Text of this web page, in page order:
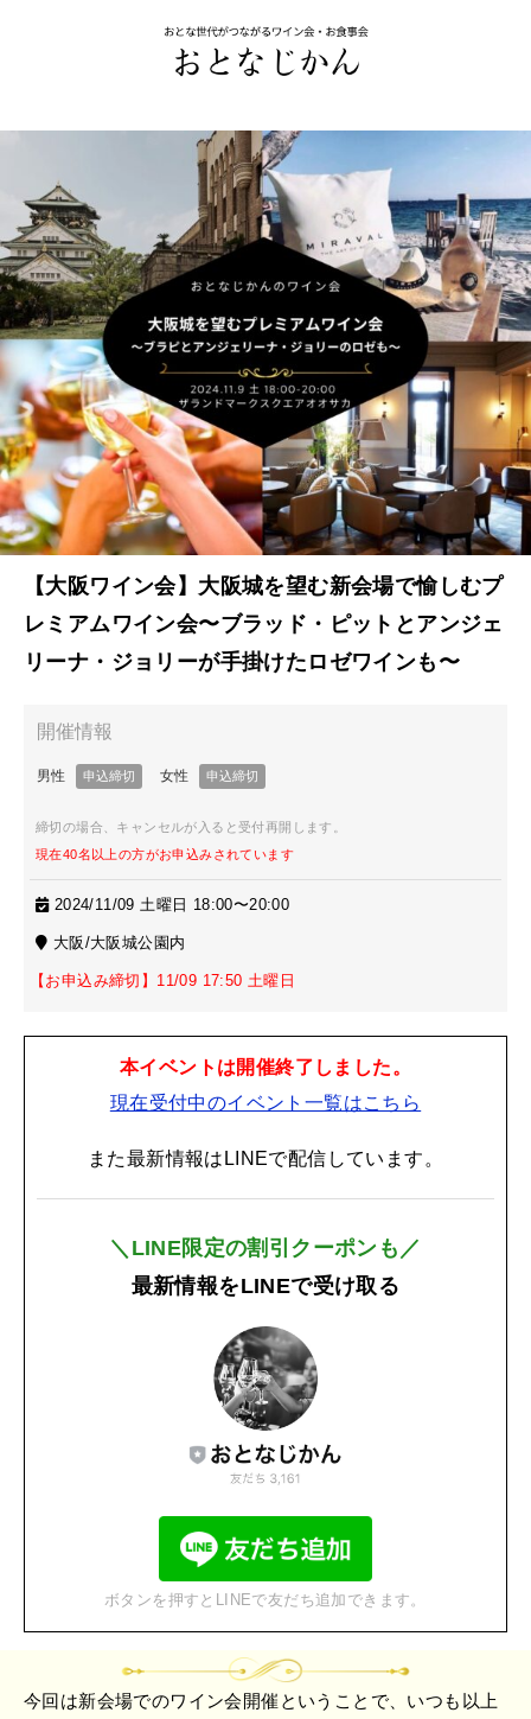
【大阪ワイン会】大阪城を望む新会場で愉しむプ
レミアムワイン会〜ブラッド・ピットとアンジェ
リーナ・ジョリーが手掛けたロゼワインも〜
締切の場合、キャンセルが入ると受付再開します。
現在40名以上の方がお申込みされています
2024/11/09 土曜日 18:00〜20:00
大阪/大阪城公園内
【お申込み締切】11/09 17:50 土曜日
本イベントは開催終了しました。
現在受付中のイベント一覧はこちら
また最新情報はLINEで配信しています。
＼LINE限定の割引クーポンも／
最新情報をLINEで受け取る
ボタンを押すとLINEで友だち追加できます。
今回は新会場でのワイン会開催ということで、いつも以上